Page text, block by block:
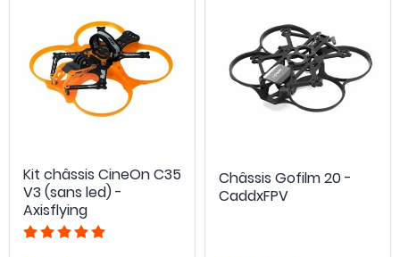
Kit châssis CineOn C35
V3 (sans led) -
Axisflying
Châssis Gofilm 20 -
CaddxFPV